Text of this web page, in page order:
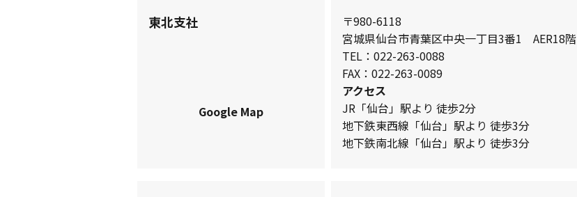
東北支社
Google Map
〒980-6118
宮城県仙台市青葉区中央一丁目3番1 AER18階
TEL：022-263-0088
FAX：022-263-0089
アクセス
JR「仙台」駅より 徒歩2分
地下鉄東西線「仙台」駅より 徒歩3分
地下鉄南北線「仙台」駅より 徒歩3分